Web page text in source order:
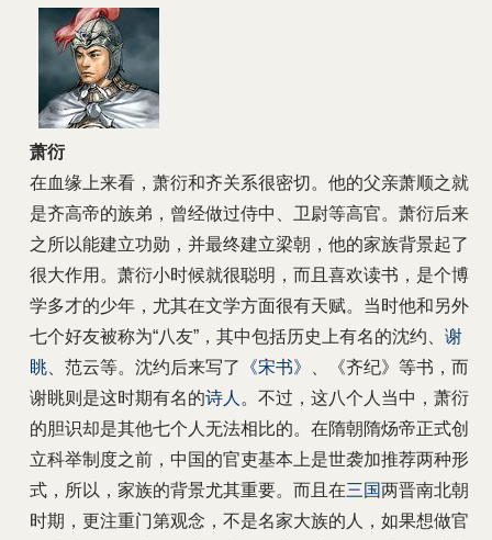
萧衍
在血缘上来看，萧衍和齐关系很密切。他的父亲萧顺之就
是齐高帝的族弟，曾经做过侍中、卫尉等高官。萧衍后来
之所以能建立功勋，并最终建立梁朝，他的家族背景起了
很大作用。萧衍小时候就很聪明，而且喜欢读书，是个博
学多才的少年，尤其在文学方面很有天赋。当时他和另外
七个好友被称为“八友”，其中包括历史上有名的沈约、 谢
眺 、范云等。沈约后来写了 《宋书》
、《齐纪》等书，而
谢眺则是这时期有名的诗人 。不过，这八个人当中，萧衍
的胆识却是其他七个人无法相比的。在隋朝隋炀帝正式创
立科举制度之前，中国的官吏基本上是世袭加推荐两种形
式，所以，家族的背景尤其重要。而且在三国两晋南北朝
时期，更注重门第观念，不是名家大族的人，如果想做官